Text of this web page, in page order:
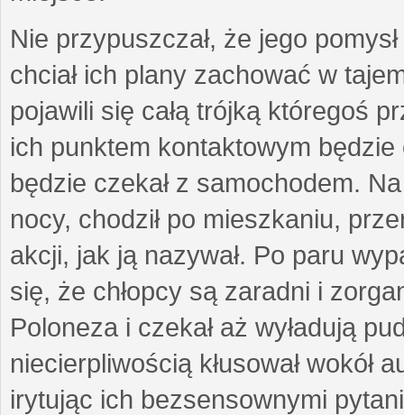
Nie przypuszczał, że jego
chciał ich plany zachować w
pojawili się całą trójką któregoś
ich punktem kontaktowym
będzie czekał z samochodem.
nocy, chodził po mieszkaniu,
akcji, jak ją nazywał. Po paru
się, że chłopcy są zaradni i
Poloneza i czekał aż wyładują
niecierpliwością kłusował wokół
irytując ich bezsensownymi